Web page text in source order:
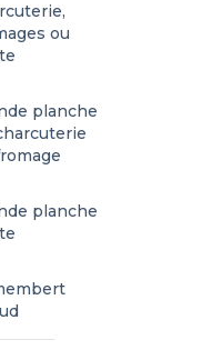
ou
planche
planche